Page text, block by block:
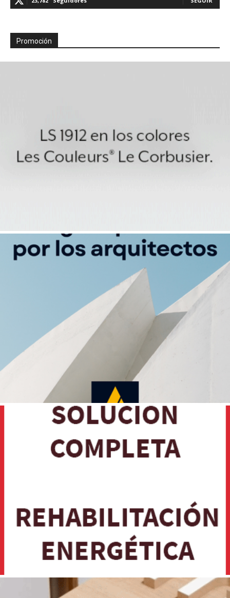
Promoción